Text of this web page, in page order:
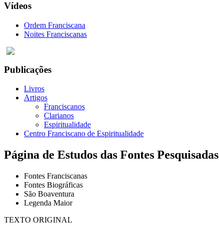
Vídeos
Ordem Franciscana
Noites Franciscanas
Publicações
Livros
Artigos
Franciscanos
Clarianos
Espiritualidade
Centro Franciscano de Espiritualidade
Página de Estudos das Fontes Pesquisadas
Fontes Franciscanas
Fontes Biográficas
São Boaventura
Legenda Maior
TEXTO ORIGINAL